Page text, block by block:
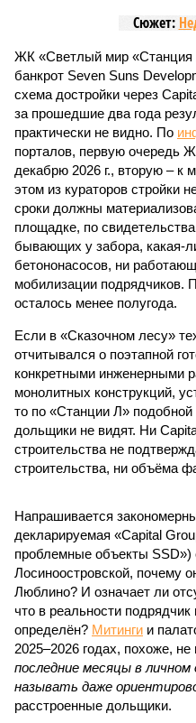
Сюжет:
ЖК «Светлый мир «Станция
банкрот Seven Suns
схема достройки через
за прошедшие два года
практически не видно. По
порталов, первую очередь
декабрю 2026 г., вторую – к
этом из кураторов стройки
сроки должны
площадке, по
бывающих у забора, какая-
бетононасосов, ни
мобилизации подрядчиков.
осталось менее полугода.
Если в «Сказочном лесу»
отчитывался о поэтапной
конкретными инженерными
монолитных конструкций,
то по «Станции Л» подобной
дольщики не видят. Ни
строительства не
строительства, ни объёма
Напрашивается
декларируемая «Capital
проблемные объекты SSD»)
Лосиноостровской, почему
Люблино? И означает ли
что в реальности
определён? Митинги и
2025–2026 годах, похоже,
последние месяцы в
называть даже
расстроенные дольщики.